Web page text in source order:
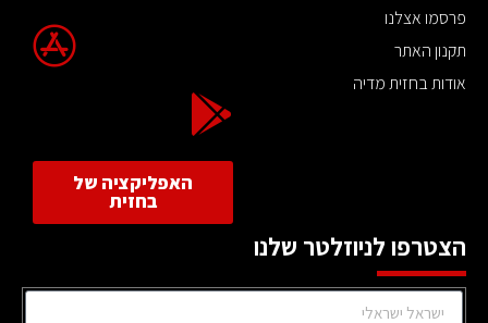
פרסמו אצלנו
תקנון האתר
אודות בחזית מדיה
האפליקציה של
בחזית
הצטרפו לניוזלטר שלנו